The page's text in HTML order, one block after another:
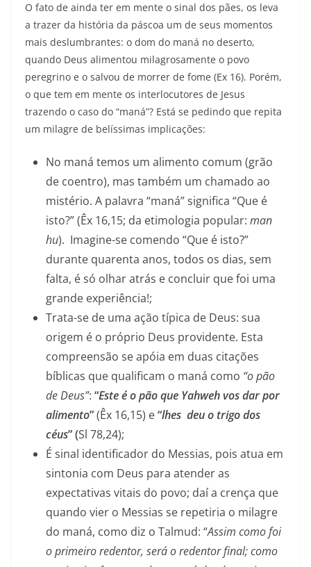
O fato de ainda ter em mente o sinal dos pães, os leva
a trazer da história da páscoa um de seus momentos
mais deslumbrantes: o dom do maná no deserto,
quando Deus alimentou milagrosamente o povo
peregrino e o salvou de morrer de fome (Ex 16). Porém,
o que tem em mente os interlocutores de Jesus
trazendo o caso do “maná”? Está se pedindo que repita
um milagre de belíssimas implicações:
No maná temos um alimento comum (grão
de coentro), mas também um chamado ao
mistério. A palavra “maná” significa “Que é
isto?” (Êx 16,15; da etimologia popular: man
hu). Imagine-se comendo “Que é isto?”
durante quarenta anos, todos os dias, sem
falta, é só olhar atrás e concluir que foi uma
grande experiência!;
Trata-se de uma ação típica de Deus: sua
origem é o próprio Deus providente. Esta
compreensão se apóia em duas citações
bíblicas que qualificam o maná como “o pão
de Deus”: “Este é o pão que Yahweh vos dar por
alimento”(Êx 16,15) e“lhes deu o trigo dos
céus” (Sl 78,24);
É sinal identificador do Messias, pois atua em
sintonia com Deus para atender as
expectativas vitais do povo; daí a crença que
quando vier o Messias se repetiria o milagre
do maná, como diz o Talmud: “Assim como foi
o primeiro redentor, será o redentor final; como